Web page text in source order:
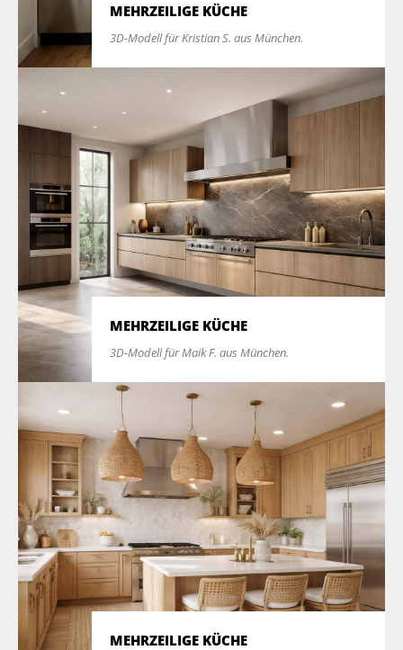
MEHRZEILIGE KÜCHE
3D-Modell für Kristian S. aus München.
MEHRZEILIGE KÜCHE
3D-Modell für Maik F. aus München.
MEHRZEILIGE KÜCHE